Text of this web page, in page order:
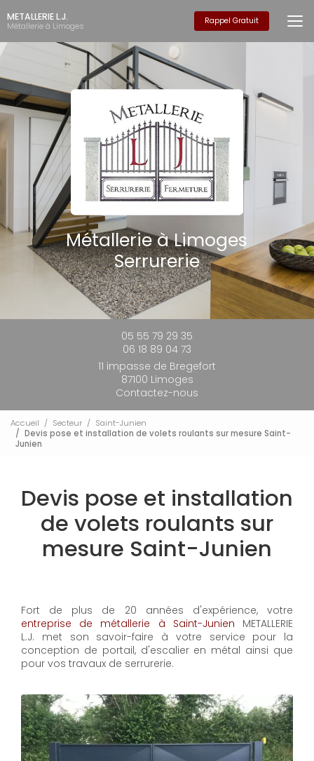
au
contenu
principal
METALLERIE L.J.
Métallerie à Limoges Rappel Gratuit
Métallerie à Limoges
Serrurerie
05 55 79 29 35
06 18 89 04 73
11 impasse de Bregefort
87100 Limoges
Contactez-nous
Accueil Secteur
Saint-Junien
Devis pose et installation de volets roulants sur mesure Saint-
Junien
Devis pose et installation
de volets roulants sur
mesure Saint-Junien
Fort de plus de 20 années d'expérience, votre
entreprise de métallerie à Saint-Junien METALLERIE
L.J. met son savoir-faire à votre service pour la
conception de portail, d'escalier en métal ainsi que
pour vos travaux de serrurerie.